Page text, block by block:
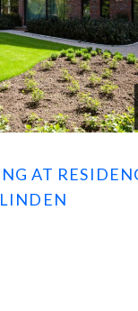
AT
LINDEN